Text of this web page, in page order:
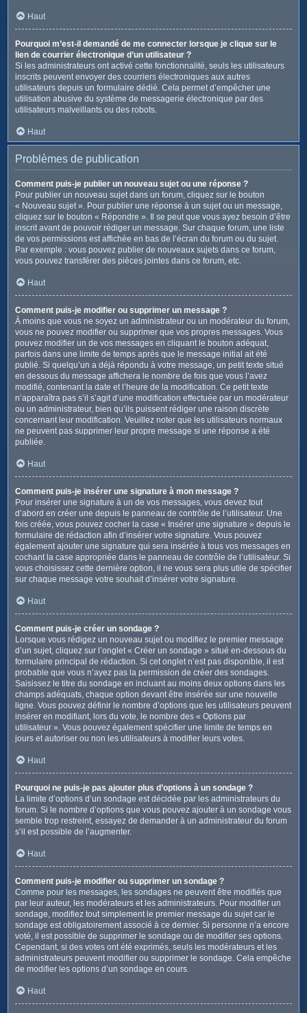
Haut
Pourquoi m’est-il demandé de me connecter lorsque je clique sur le
lien de courrier électronique d’un utilisateur ?
Si les administrateurs ont activé cette fonctionnalité, seuls les utilisateurs
inscrits peuvent envoyer des courriers électroniques aux autres
utilisateurs depuis un formulaire dédié. Cela permet d’empêcher une
utilisation abusive du système de messagerie électronique par des
utilisateurs malveillants ou des robots.
Haut
Problèmes de publication
Comment puis-je publier un nouveau sujet ou une réponse ?
Pour publier un nouveau sujet dans un forum, cliquez sur le bouton
« Nouveau sujet ». Pour publier une réponse à un sujet ou un message,
cliquez sur le bouton « Répondre ». Il se peut que vous ayez besoin d’être
inscrit avant de pouvoir rédiger un message. Sur chaque forum, une liste
de vos permissions est affichée en bas de l’écran du forum ou du sujet.
Par exemple : vous pouvez publier de nouveaux sujets dans ce forum,
vous pouvez transférer des pièces jointes dans ce forum, etc.
Haut
Comment puis-je modifier ou supprimer un message ?
À moins que vous ne soyez un administrateur ou un modérateur du forum,
vous ne pouvez modifier ou supprimer que vos propres messages. Vous
pouvez modifier un de vos messages en cliquant le bouton adéquat,
parfois dans une limite de temps après que le message initial ait été
publié. Si quelqu’un a déjà répondu à votre message, un petit texte situé
en dessous du message affichera le nombre de fois que vous l’avez
modifié, contenant la date et l’heure de la modification. Ce petit texte
n’apparaîtra pas s’il s’agit d’une modification effectuée par un modérateur
ou un administrateur, bien qu’ils puissent rédiger une raison discrète
concernant leur modification. Veuillez noter que les utilisateurs normaux
ne peuvent pas supprimer leur propre message si une réponse a été
publiée.
Haut
Comment puis-je insérer une signature à mon message ?
Pour insérer une signature à un de vos messages, vous devez tout
d’abord en créer une depuis le panneau de contrôle de l’utilisateur. Une
fois créée, vous pouvez cocher la case « Insérer une signature » depuis le
formulaire de rédaction afin d’insérer votre signature. Vous pouvez
également ajouter une signature qui sera insérée à tous vos messages en
cochant la case appropriée dans le panneau de contrôle de l’utilisateur. Si
vous choisissez cette dernière option, il ne vous sera plus utile de spécifier
sur chaque message votre souhait d’insérer votre signature.
Haut
Comment puis-je créer un sondage ?
Lorsque vous rédigez un nouveau sujet ou modifiez le premier message
d’un sujet, cliquez sur l’onglet « Créer un sondage » situé en-dessous du
formulaire principal de rédaction. Si cet onglet n’est pas disponible, il est
probable que vous n’ayez pas la permission de créer des sondages.
Saisissez le titre du sondage en incluant au moins deux options dans les
champs adéquats, chaque option devant être insérée sur une nouvelle
ligne. Vous pouvez définir le nombre d’options que les utilisateurs peuvent
insérer en modifiant, lors du vote, le nombre des « Options par
utilisateur ». Vous pouvez également spécifier une limite de temps en
jours et autoriser ou non les utilisateurs à modifier leurs votes.
Haut
Pourquoi ne puis-je pas ajouter plus d’options à un sondage ?
La limite d’options d’un sondage est décidée par les administrateurs du
forum. Si le nombre d’options que vous pouvez ajouter à un sondage vous
semble trop restreint, essayez de demander à un administrateur du forum
s’il est possible de l’augmenter.
Haut
Comment puis-je modifier ou supprimer un sondage ?
Comme pour les messages, les sondages ne peuvent être modifiés que
par leur auteur, les modérateurs et les administrateurs. Pour modifier un
sondage, modifiez tout simplement le premier message du sujet car le
sondage est obligatoirement associé à ce dernier. Si personne n’a encore
voté, il est possible de supprimer le sondage ou de modifier ses options.
Cependant, si des votes ont été exprimés, seuls les modérateurs et les
administrateurs peuvent modifier ou supprimer le sondage. Cela empêche
de modifier les options d’un sondage en cours.
Haut